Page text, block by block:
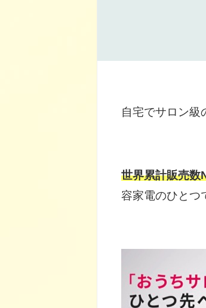
自宅でサロン級
世界累計販売数
容家電のひとつ